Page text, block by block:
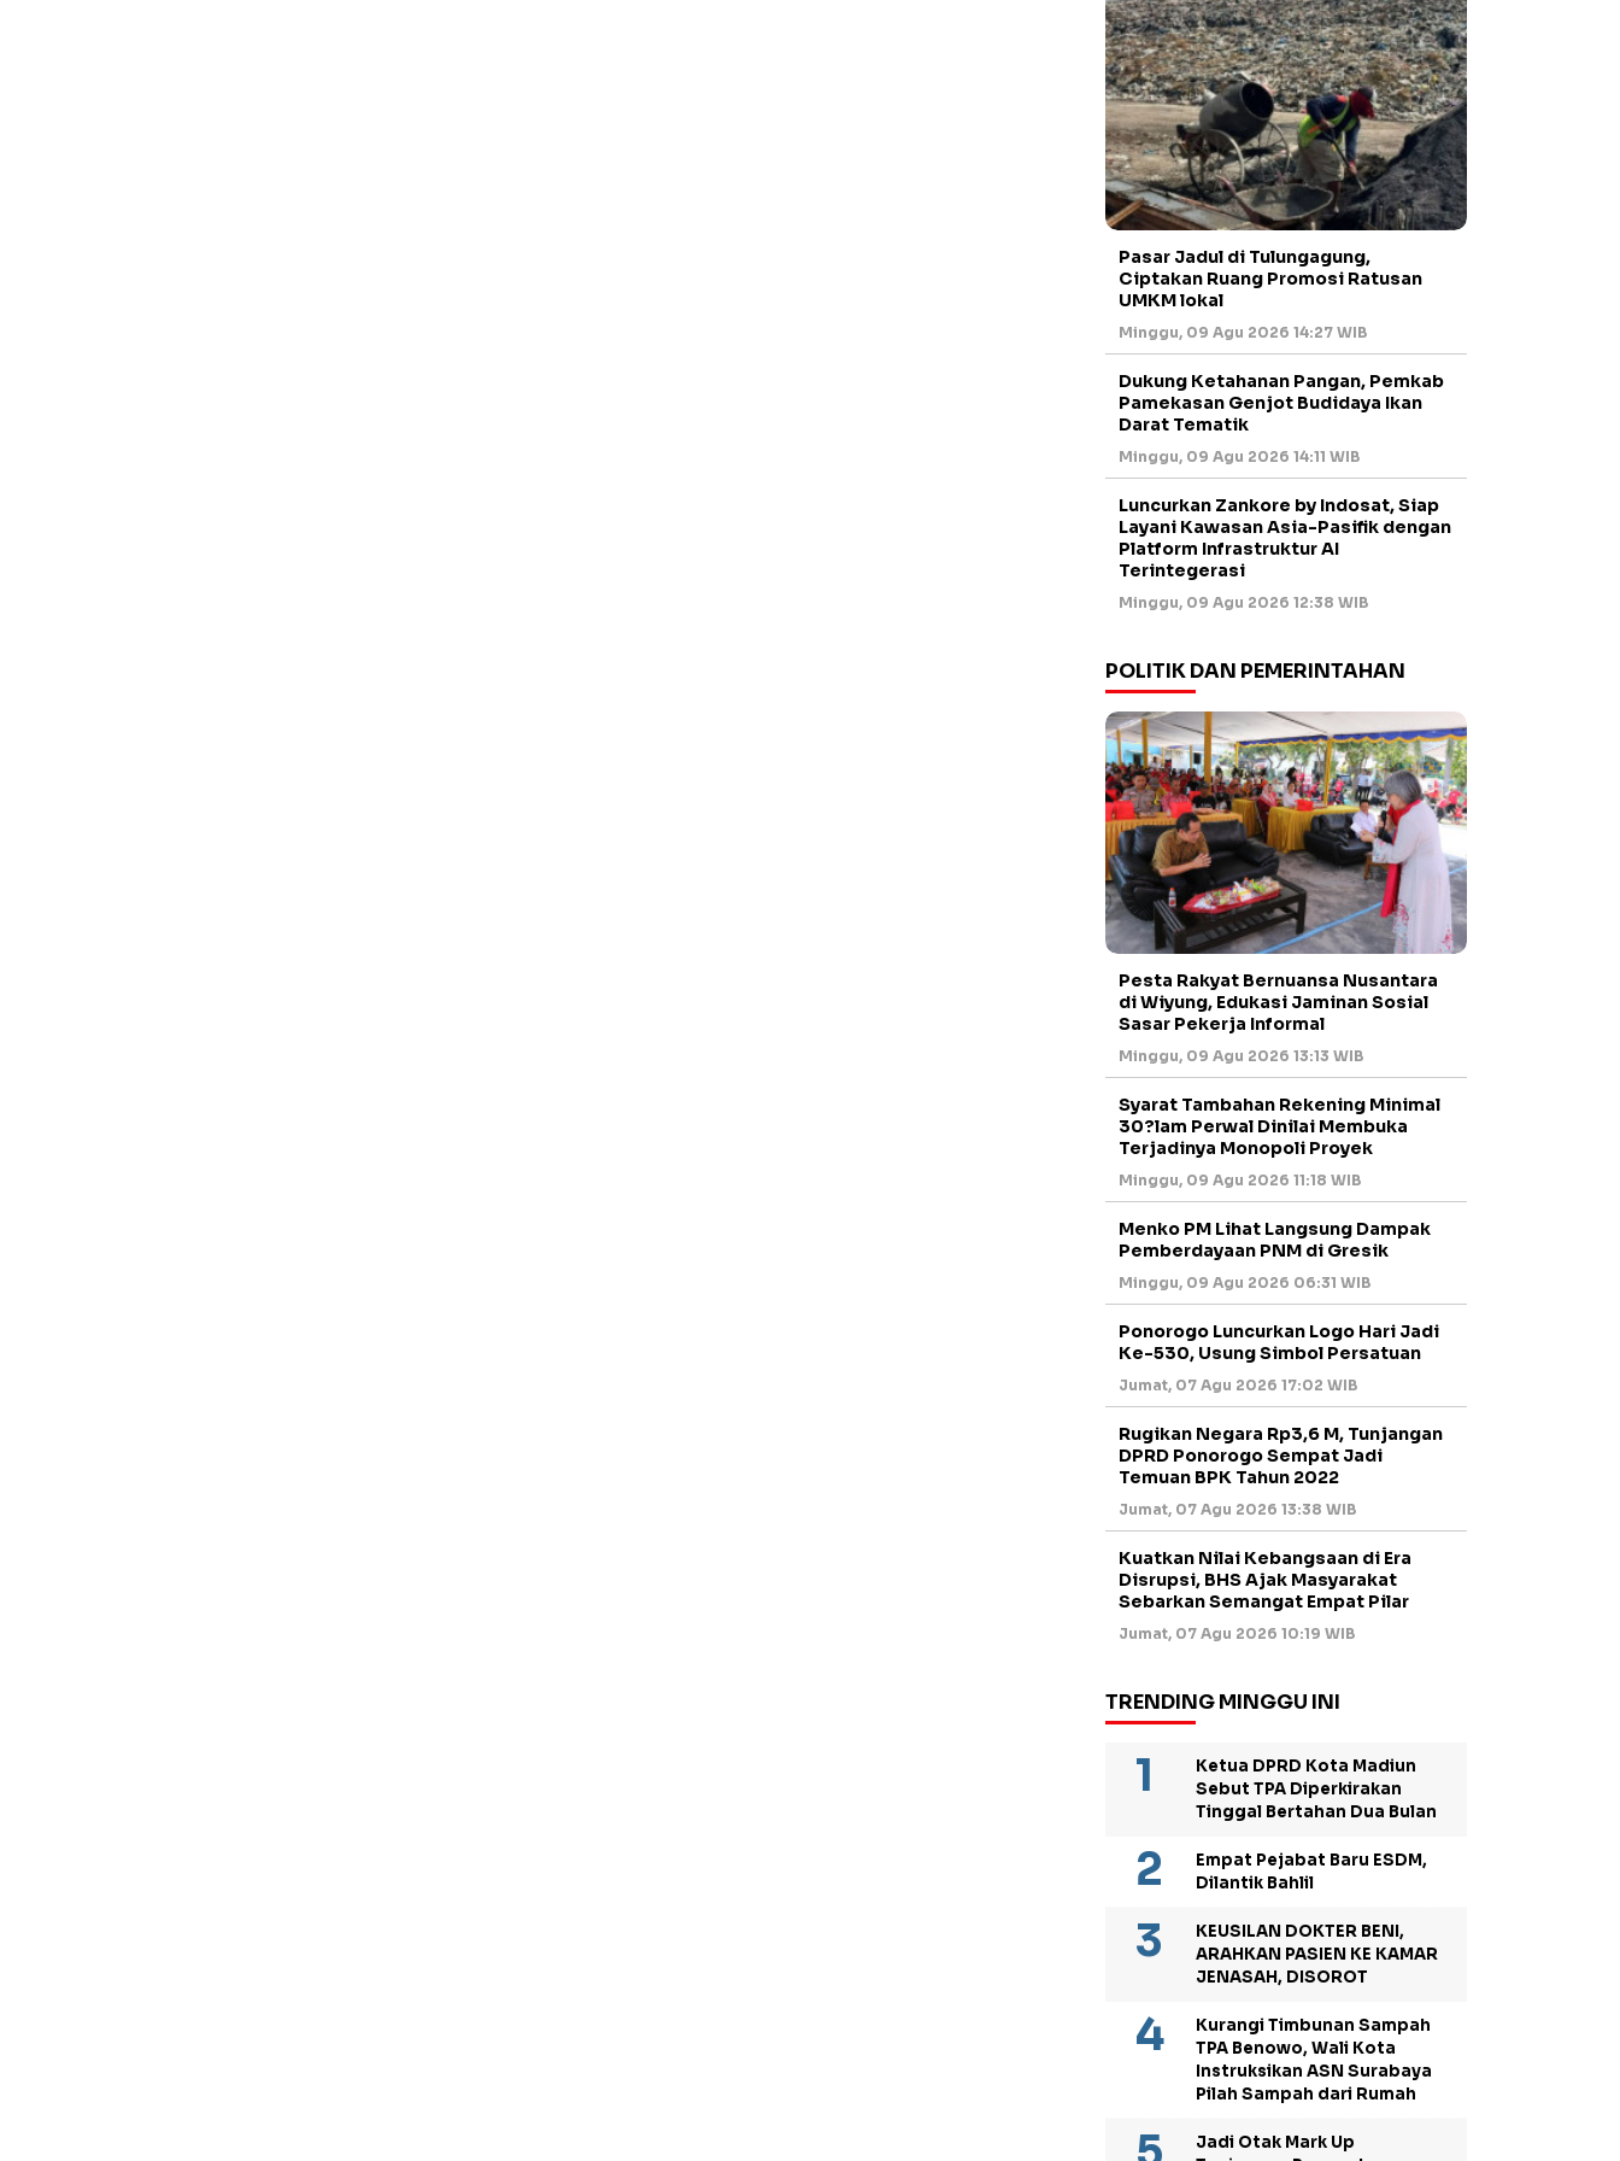
Pasar Jadul di Tulungagung,
Ciptakan Ruang Promosi Ratusan
UMKM lokal
Minggu, 09 Agu 2026 14:27 WIB
Dukung Ketahanan Pangan, Pemkab
Pamekasan Genjot Budidaya Ikan
Darat Tematik
Minggu, 09 Agu 2026 14:11 WIB
Luncurkan Zankore by Indosat, Siap
Layani Kawasan Asia-Pasifik dengan
Platform Infrastruktur AI
Terintegerasi
Minggu, 09 Agu 2026 12:38 WIB
POLITIK DAN PEMERINTAHAN
Pesta Rakyat Bernuansa Nusantara
di Wiyung, Edukasi Jaminan Sosial
Sasar Pekerja Informal
Minggu, 09 Agu 2026 13:13 WIB
Syarat Tambahan Rekening Minimal
30?lam Perwal Dinilai Membuka
Terjadinya Monopoli Proyek
Minggu, 09 Agu 2026 11:18 WIB
Menko PM Lihat Langsung Dampak
Pemberdayaan PNM di Gresik
Minggu, 09 Agu 2026 06:31 WIB
Ponorogo Luncurkan Logo Hari Jadi
Ke-530, Usung Simbol Persatuan
Jumat, 07 Agu 2026 17:02 WIB
Rugikan Negara Rp3,6 M, Tunjangan
DPRD Ponorogo Sempat Jadi
Temuan BPK Tahun 2022
Jumat, 07 Agu 2026 13:38 WIB
Kuatkan Nilai Kebangsaan di Era
Disrupsi, BHS Ajak Masyarakat
Sebarkan Semangat Empat Pilar
Jumat, 07 Agu 2026 10:19 WIB
TRENDING MINGGU INI
Ketua DPRD Kota Madiun
Sebut TPA Diperkirakan
Tinggal Bertahan Dua Bulan
Empat Pejabat Baru ESDM,
Dilantik Bahlil
KEUSILAN DOKTER BENI,
ARAHKAN PASIEN KE KAMAR
JENASAH, DISOROT
Kurangi Timbunan Sampah
TPA Benowo, Wali Kota
Instruksikan ASN Surabaya
Pilah Sampah dari Rumah
Jadi Otak Mark Up